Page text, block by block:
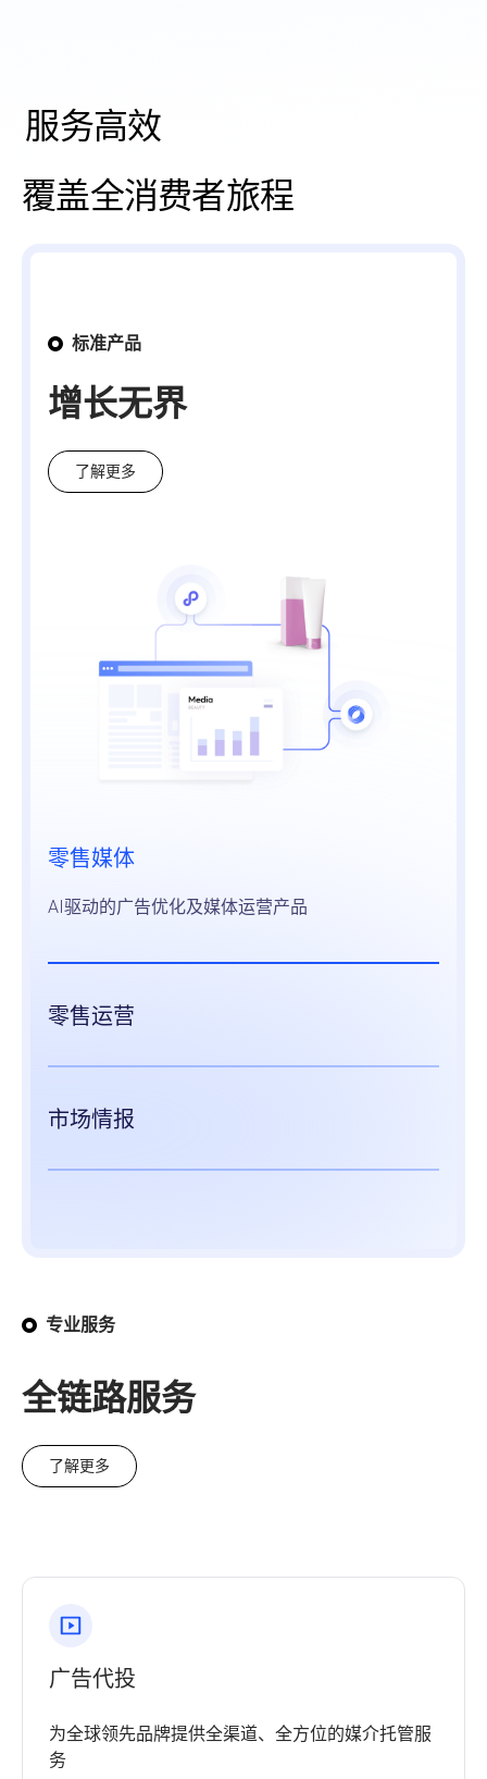
组织转型
服务高效
产品强大
服务高效
覆盖全消费者旅程
标准产品
增长无界
了解更多
零售媒体
AI驱动的广告优化及媒体运营产品
零售运营
市场情报
专业服务
全链路服务
了解更多
广告代投
为全球领先品牌提供全渠道、全方位的媒介托管服
务